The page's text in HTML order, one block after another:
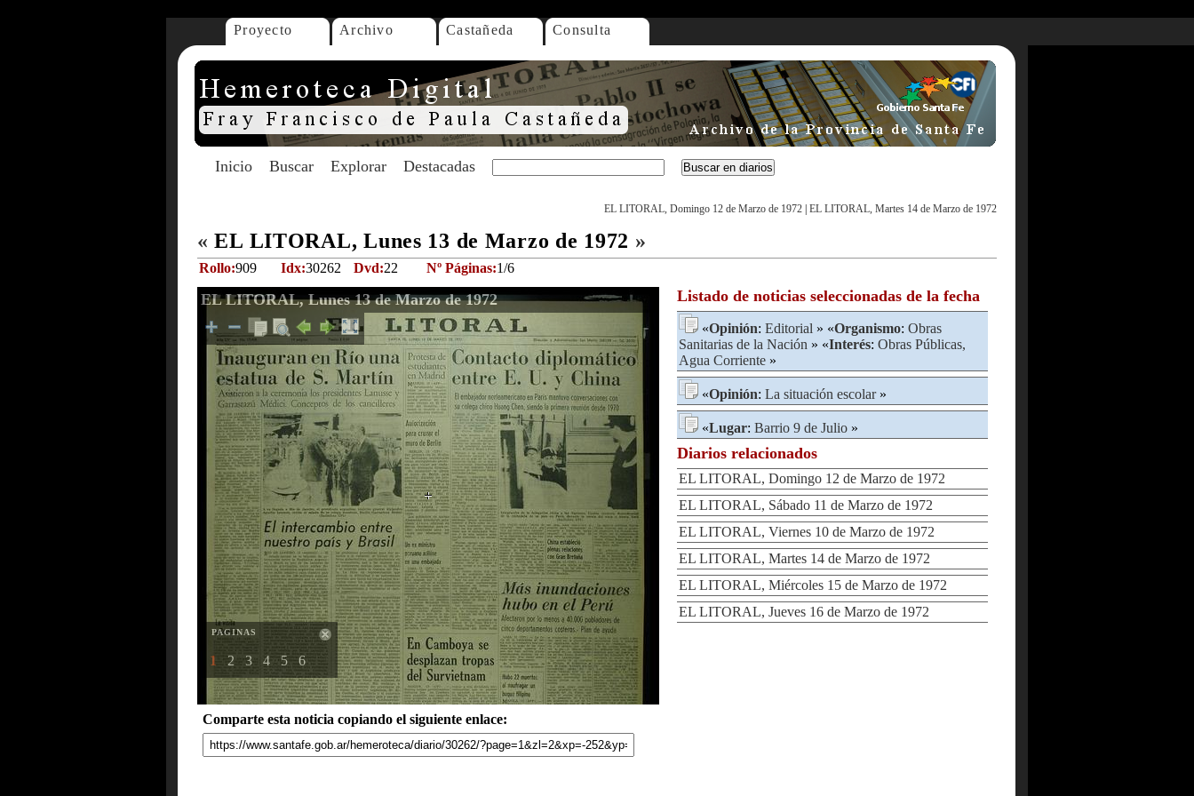
Proyecto Archivo Castañeda Consulta
Inicio Buscar Explorar Destacadas
EL LITORAL, Domingo 12 de Marzo de 1972 EL LITORAL, Martes 14 de Marzo de 1972
« EL LITORAL, Lunes 13 de Marzo de 1972 »
Rollo:909 Idx:30262 Dvd:22 Nº Páginas:1/6
EL LITORAL, Lunes 13 de Marzo de 1972
PAGINAS
1 2 3 4 5 6
Comparte esta noticia copiando el siguiente enlace:
Listado de noticias seleccionadas de la fecha
«Opinión: Editorial » «Organismo: Obras
Sanitarias de la Nación » «Interés: Obras Públicas,
Agua Corriente »
«Opinión: La situación escolar»
«Lugar: Barrio 9 de Julio »
Diarios relacionados
EL LITORAL, Domingo 12 de Marzo de 1972
EL LITORAL, Sábado 11 de Marzo de 1972
EL LITORAL, Viernes 10 de Marzo de 1972
EL LITORAL, Martes 14 de Marzo de 1972
EL LITORAL, Miércoles 15 de Marzo de 1972
EL LITORAL, Jueves 16 de Marzo de 1972